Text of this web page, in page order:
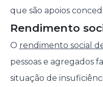
que são apoios
Rendimento
O rendimento social
pessoas e agregados
situação de